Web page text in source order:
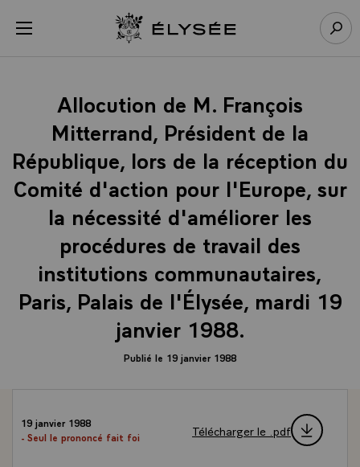
menu Retour à l’accueil Élysée
Allocution de M. François
Mitterrand, Président de la
République, lors de la réception du
Comité d'action pour l'Europe, sur
la nécessité d'améliorer les
procédures de travail des
institutions communautaires,
Paris, Palais de l'Élysée, mardi 19
janvier 1988.
Publié le 19 janvier 1988
19 janvier 1988
- Seul le prononcé fait foi
Télécharger le .pdf
Panneau de gestion des cookies